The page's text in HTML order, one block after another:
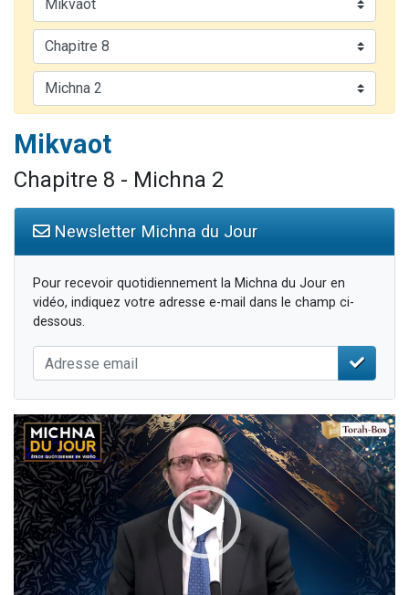
12 nouvelles musiques dans Torah-Box Music
3 personnes viennent de nous rejoindre sur WhatsApp
Mikvaot
Chapitre 8 - Michna 2
Newsletter Michna du Jour
Pour recevoir quotidiennement la Michna du Jour en
vidéo, indiquez votre adresse e-mail dans le champ ci-
dessous.